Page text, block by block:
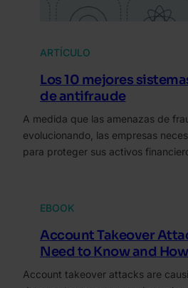
ARTÍCULO
Los 10 mejores
de antifraude
A medida que las amenazas de
evolucionando, las empresas
para proteger sus activos
EBOOK
Account Takeover
Need to Know and
Account takeover attacks are